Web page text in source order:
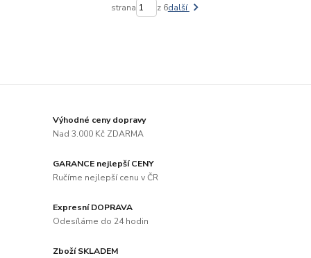
strana z 6další
Výhodné ceny dopravy
Nad 3.000 Kč ZDARMA
GARANCE nejlepší CENY
Ručíme nejlepší cenu v ČR
Expresní DOPRAVA
Odesíláme do 24 hodin
Zboží SKLADEM